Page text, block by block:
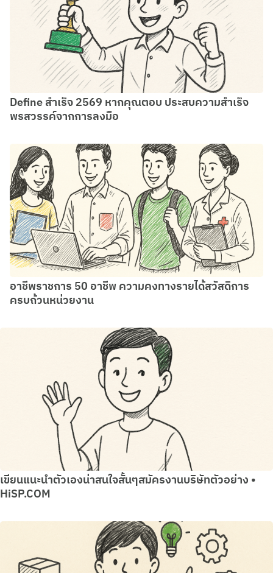
Define สำเร็จ 2569 หากคุณตอบ ประสบความสำเร็จ
พรสวรรค์จากการลงมือ
อาชีพราชการ 50 อาชีพ ความคงทางรายได้สวัสดิการ
ครบถ้วนหน่วยงาน
เขียนแนะนำตัวเองน่าสนใจสั้นๆสมัครงานบริษัทตัวอย่าง •
HiSP.COM